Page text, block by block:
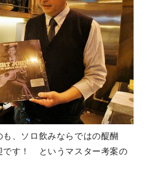
、ソロ飲みならではの醍醐
です！ というマスター考案の